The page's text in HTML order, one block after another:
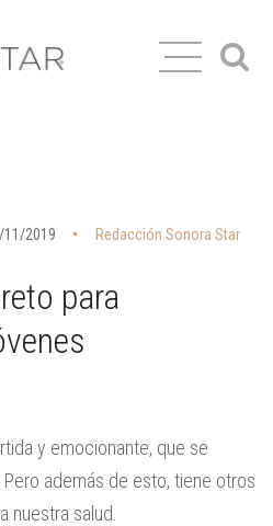
11/2019 Redacción Sonora Star
para
y emocionante, que se
además de esto, tiene otros
nuestra salud.